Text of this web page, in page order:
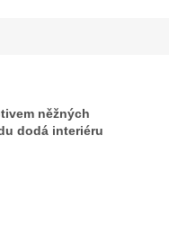
něžných
dodá interiéru